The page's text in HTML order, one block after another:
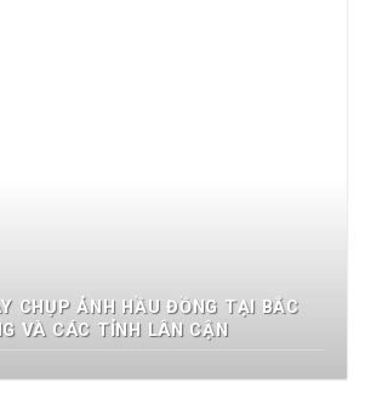
CHỤP ẢNH HẦU ĐỒNG TẠI BẮC
VÀ CÁC TỈNH LÂN CẬN